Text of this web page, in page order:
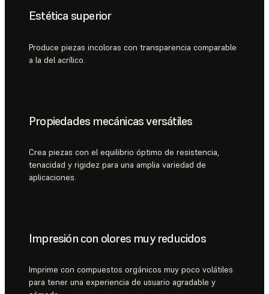
Estética superior
Produce piezas incoloras con transparencia comparable
a la del acrílico.
Propiedades mecánicas versátiles
Crea piezas con el equilibrio óptimo de resistencia,
tenacidad y rigidez para una amplia variedad de
aplicaciones.
Impresión con olores muy reducidos
Imprime con compuestos orgánicos muy poco volátiles
para tener una experiencia de usuario agradable y